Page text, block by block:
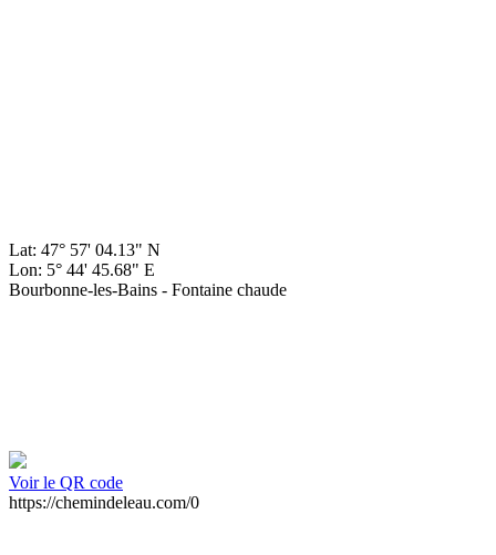
Lat: 47° 57' 04.13" N
Lon: 5° 44' 45.68" E
Bourbonne-les-Bains - Fontaine chaude
Voir le QR code
https://chemindeleau.com/0